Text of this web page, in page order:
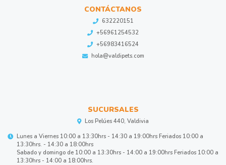
CONTÁCTANOS
632220151
+56961254532
+56983416524
hola@valdipets.com
SUCURSALES
Los Pelúes 440, Valdivia
Lunes a Viernes 10:00 a 13:30hrs - 14:30 a 19:00hrs Feriados 10:00 a
13:30hrs. - 14:30 a 18:00hrs
Sabado y domingo de 10:00 a 13:30hrs - 14:00 a 19:00hrs Feriados 10:00 a
13:30hrs - 14:00 a 18:00hrs.